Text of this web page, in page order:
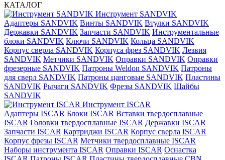
КАТАЛОГ
Инструмент SANDVIK
Адаптеры SANDVIK Винты SANDVIK Втулки SANDVIK
Державки SANDVIK Запчасти SANDVIK Инструментальные
блоки SANDVIK Ключи SANDVIK Кольца SANDVIK
Корпус сверла SANDVIK Корпуса фрез SANDVIK Лезвия
SANDVIK Метчики SANDVIK Оправки SANDVIK Оправки
фрезерные SANDVIK Патроны Weldon SANDVIK Патроны
для сверл SANDVIK Патроны цанговые SANDVIK Пластины
SANDVIK Рычаги SANDVIK Фрезы SANDVIK Шайбы
SANDVIK
Инструмент ISCAR
Адаптеры ISCAR Блоки ISCAR Вставки твердосплавные
ISCAR Головки твердосплавные ISCAR Державки ISCAR
Запчасти ISCAR Картриджи ISCAR Корпус сверла ISCAR
Корпус фрезы ISCAR Метчики твердосплавные ISCAR
Наборы инструмента ISCAR Оправки ISCAR Оснастка